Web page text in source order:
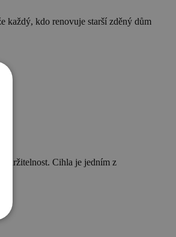
každý, kdo renovuje starší zděný dům
Cihla je jedním z